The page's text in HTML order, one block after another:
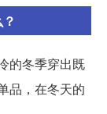
的冬季穿出既
品，在冬天的